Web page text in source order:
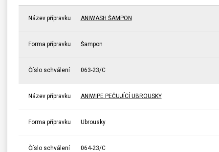
Název přípravku ANIWASH ŠAMPON
Forma přípravku Šampon
Číslo schválení 063-23/C
Název přípravku ANIWIPE PEČUJÍCÍ UBROUSKY
Forma přípravku Ubrousky
Číslo schválení 064-23/C